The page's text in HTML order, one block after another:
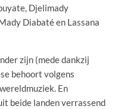
Djelimady
Diabaté en Lassana
zijn (mede dankzij
behoort volgens
En
beide landen verrassend